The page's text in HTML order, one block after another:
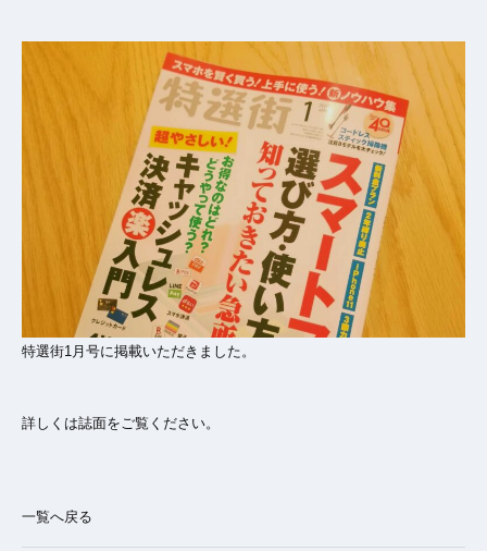
特選街1月号に掲載いただきました。
詳しくは誌面をご覧ください。
一覧へ戻る